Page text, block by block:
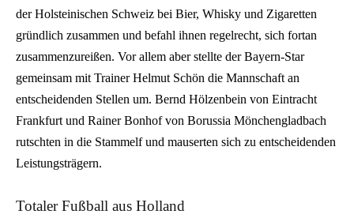
der Holsteinischen Schweiz bei Bier, Whisky und Zigaretten
gründlich zusammen und befahl ihnen regelrecht, sich fortan
zusammenzureißen. Vor allem aber stellte der Bayern-Star
gemeinsam mit Trainer Helmut Schön die Mannschaft an
entscheidenden Stellen um. Bernd Hölzenbein von Eintracht
Frankfurt und Rainer Bonhof von Borussia Mönchengladbach
rutschten in die Stammelf und mauserten sich zu entscheidenden
Leistungsträgern.
Totaler Fußball aus Holland